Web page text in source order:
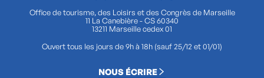
Office de tourisme, des Loisirs et des Congrès de Marseille
11 La Canebière - CS 60340
13211 Marseille cedex 01
Ouvert tous les jours de 9h à 18h (sauf 25/12 et 01/01)
NOUS ÉCRIRE